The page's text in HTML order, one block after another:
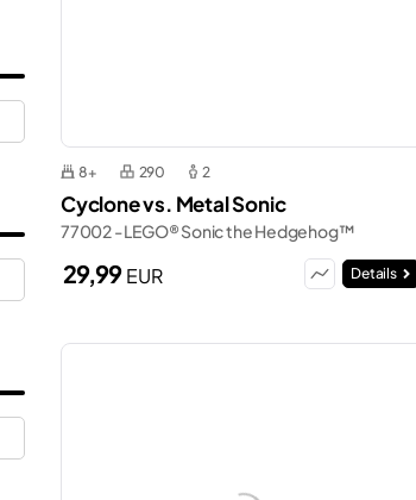
8+ 290 2
Cyclone vs. Metal Sonic
77002 - LEGO® Sonic the Hedgehog™
29,99EUR Details